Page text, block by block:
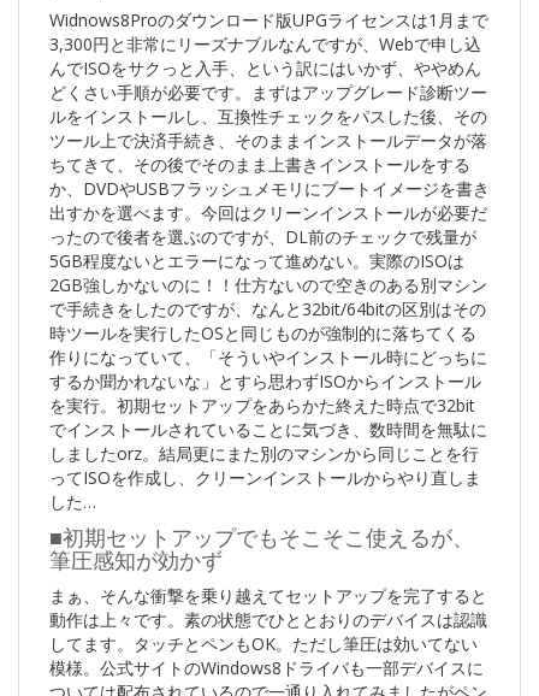
Widnows8Proのダウンロード版UPGライセンスは1月まで
3,300円と非常にリーズナブルなんですが、Webで申し込
んでISOをサクっと入手、という訳にはいかず、ややめん
どくさい手順が必要です。まずはアップグレード診断ツー
ルをインストールし、互換性チェックをパスした後、その
ツール上で決済手続き、そのままインストールデータが落
ちてきて、その後でそのまま上書きインストールをする
か、DVDやUSBフラッシュメモリにブートイメージを書き
出すかを選べます。今回はクリーンインストールが必要だ
ったので後者を選ぶのですが、DL前のチェックで残量が
5GB程度ないとエラーになって進めない。実際のISOは
2GB強しかないのに！！仕方ないので空きのある別マシン
で手続きをしたのですが、なんと32bit/64bitの区別はその
時ツールを実行したOSと同じものが強制的に落ちてくる
作りになっていて、「そういやインストール時にどっちに
するか聞かれないな」とすら思わずISOからインストール
を実行。初期セットアップをあらかた終えた時点で32bit
でインストールされていることに気づき、数時間を無駄に
しましたorz。結局更にまた別のマシンから同じことを行
ってISOを作成し、クリーンインストールからやり直しま
した…
■初期セットアップでもそこそこ使えるが、
筆圧感知が効かず
まぁ、そんな衝撃を乗り越えてセットアップを完了すると
動作は上々です。素の状態でひととおりのデバイスは認識
してます。タッチとペンもOK。ただし筆圧は効いてない
模様。公式サイトのWindows8ドライバも一部デバイスに